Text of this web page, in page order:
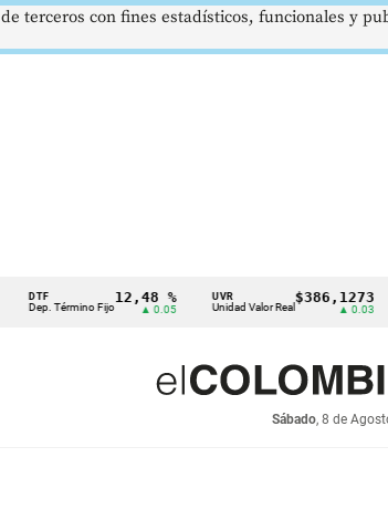
Término Fijo
12,48 %
▲ 0.05
UVR
Unidad Valor Real
$386,1273
▲ 0.03
Sábado, 8 de
terceros con fines estadísticos, funcionales y